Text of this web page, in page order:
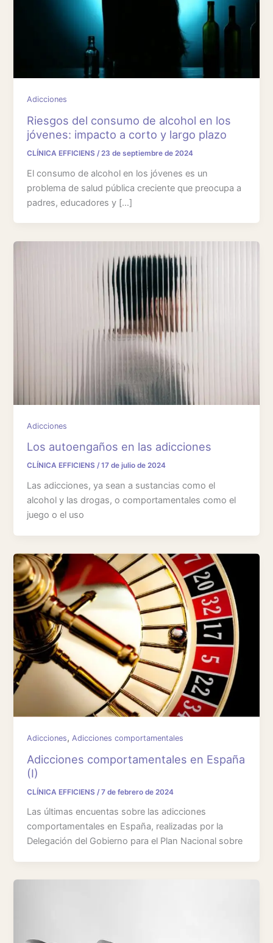
Adicciones
Riesgos del consumo de alcohol en los
jóvenes: impacto a corto y largo plazo
CLÍNICA EFFICIENS /23 de septiembre de 2024
El consumo de alcohol en los jóvenes es un
problema de salud pública creciente que preocupa a
padres, educadores y […]
Adicciones
Los autoengaños en las adicciones
CLÍNICA EFFICIENS/17 de julio de 2024
Las adicciones, ya sean a sustancias como el
alcohol y las drogas, o comportamentales como el
juego o el uso
Adicciones,Adicciones comportamentales
Adicciones comportamentales en España
(I)
CLÍNICA EFFICIENS /7 de febrero de 2024
Las últimas encuentas sobre las adicciones
comportamentales en España, realizadas por la
Delegación del Gobierno para el Plan Nacional sobre